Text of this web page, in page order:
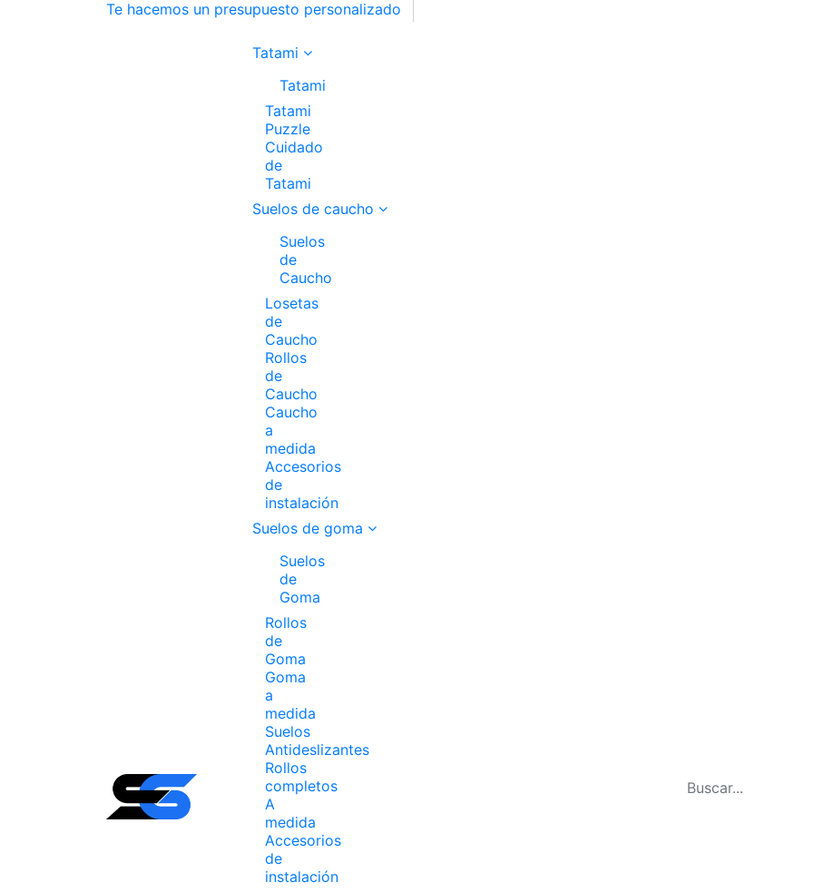
Te hacemos un presupuesto personalizado
Tatami
Tatami
Tatami
Puzzle
Cuidado
de
Tatami
Suelos de caucho
Suelos
de
Caucho
Losetas
de
Caucho
Rollos
de
Caucho
Caucho
a
medida
Accesorios
de
instalación
Suelos de goma
Suelos
de
Goma
Rollos
de
Goma
Goma
a
medida
Suelos
Antideslizantes
Rollos
completos
A
medida
Accesorios
de
instalación